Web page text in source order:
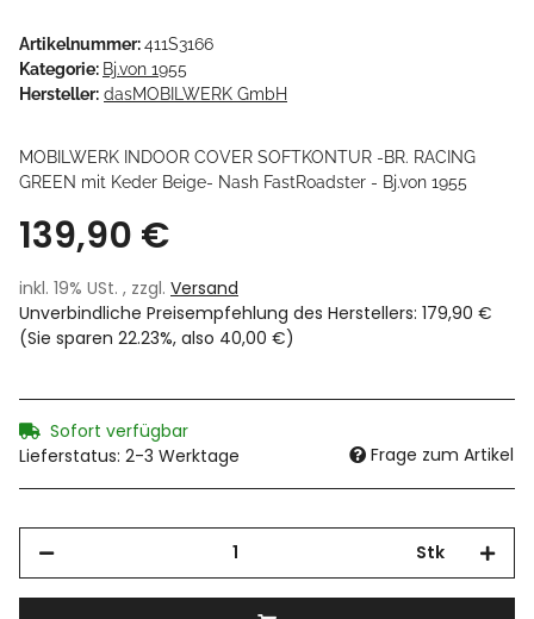
Artikelnummer:411S3166
Kategorie: Bj.von 1955
Hersteller: dasMOBILWERK GmbH
MOBILWERK INDOOR COVER SOFTKONTUR -BR. RACING
GREEN mit Keder Beige- Nash FastRoadster - Bj.von 1955
139,90 €
inkl. 19% USt. , zzgl. Versand
Unverbindliche Preisempfehlung des Herstellers: 179,90 €
(Sie sparen 22.23%, also 40,00 €)
Sofort verfügbar
Lieferstatus: 2-3 Werktage
Frage zum Artikel
Stk